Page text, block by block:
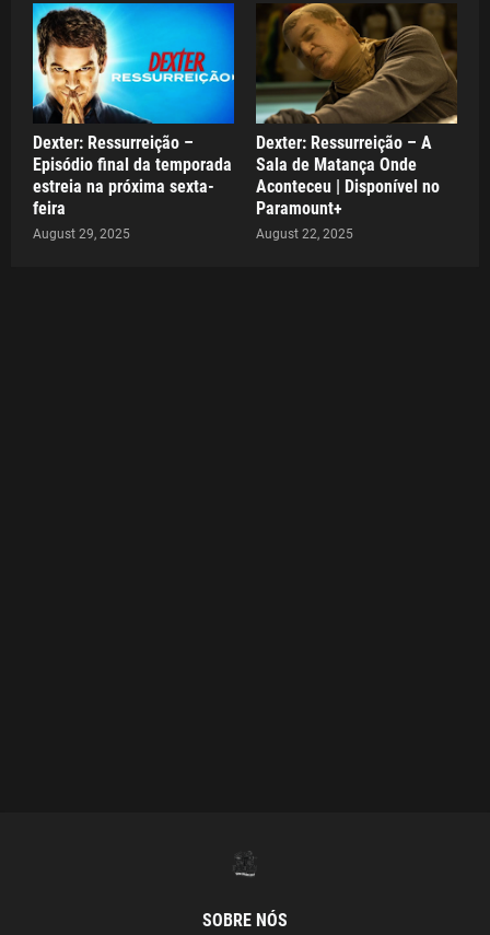
Dexter: Ressurreição –
Episódio final da temporada
estreia na próxima sexta-
feira
August 29, 2025
Dexter: Ressurreição – A
Sala de Matança Onde
Aconteceu | Disponível no
Paramount+
August 22, 2025
SOBRE NÓS